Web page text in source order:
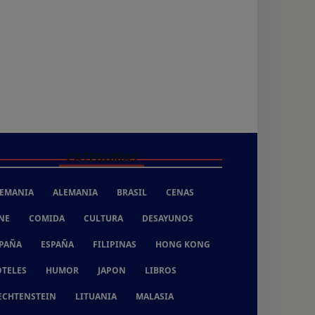
CATEGORÍAS
ALEMANIA BRASIL CENAS
COMIDA CULTURA DESAYUNOS
ESPAÑA FILIPINAS HONG KONG
HUMOR JAPON LIBROS
LITUANIA MALASIA